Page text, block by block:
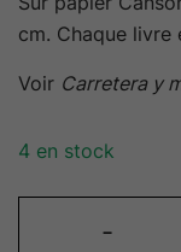
cm. Chaque livre
Voir Carretera y
4 en stock
-